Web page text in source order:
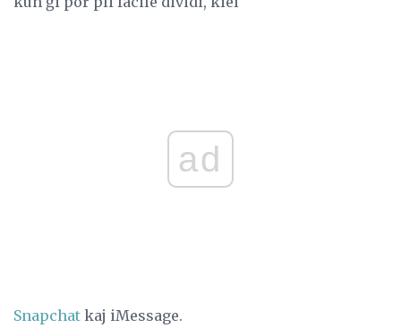
ad
Snapchat kaj iMessage.